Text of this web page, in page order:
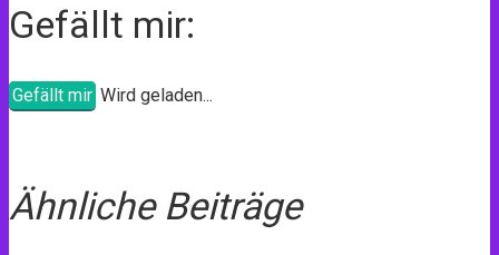
Gefällt mir:
Gefällt mir Wird geladen...
Ähnliche Beiträge